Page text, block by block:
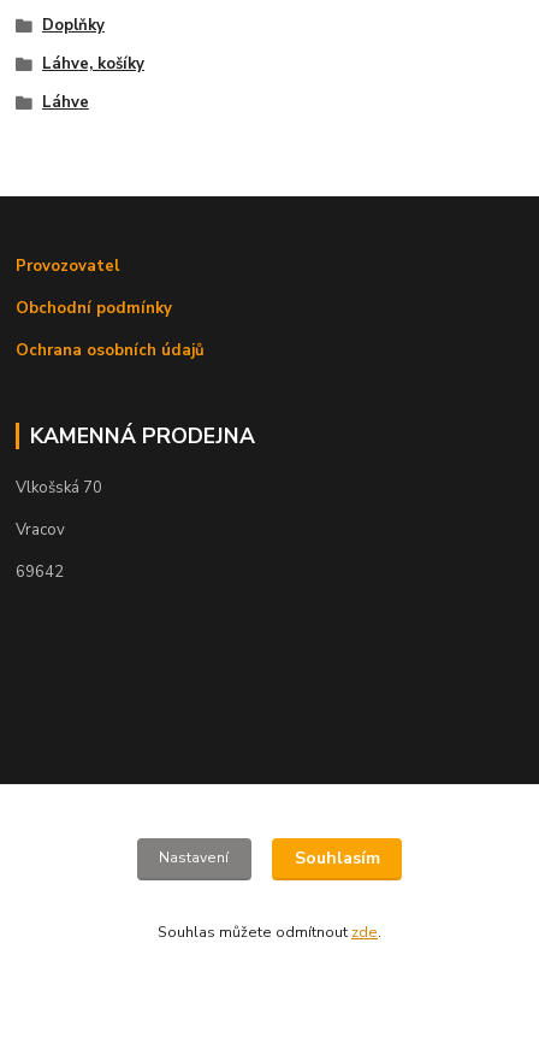
Doplňky
Láhve, košíky
Láhve
Provozovatel
Obchodní podmínky
Ochrana osobních údajů
KAMENNÁ PRODEJNA
Vlkošská 70
Vracov
69642
www.jizdnikola-shop.czNastavení Souhlasím
Souhlas můžete odmítnout zde.